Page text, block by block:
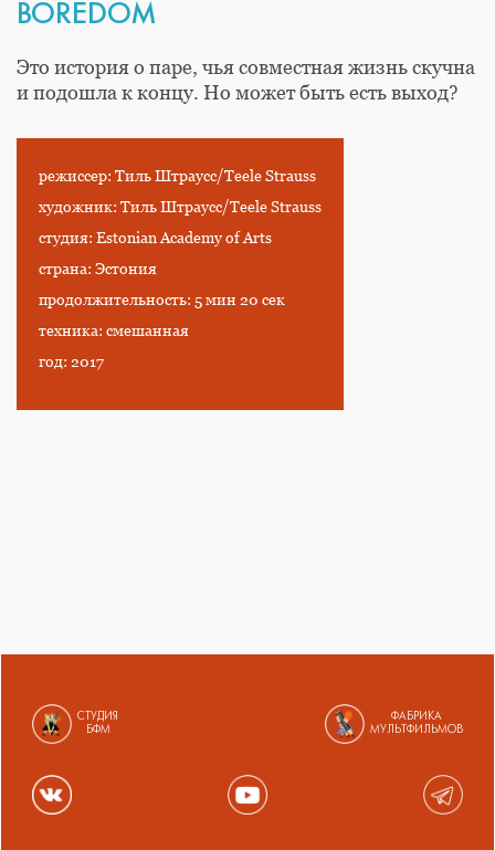
BOREDOM
Это история о паре, чья совместная жизнь скучна
и подошла к концу. Но может быть есть выход?
режиссер: Тиль Штраусс/Teele Strauss
художник: Тиль Штраусс/Teele Strauss
студия: Estonian Academy of Arts
страна: Эстония
продолжительность: 5 мин 20 сек
техника: смешанная
год: 2017
СТУДИЯ
БФМ
ФАБРИКА
МУЛЬТФИЛЬМОВ